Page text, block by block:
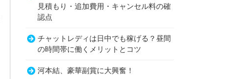
見積もり・追加費用・キャンセル料の確
認点
チャットレディは日中でも稼げる？昼間
の時間帯に働くメリットとコツ
河本結、豪華副賞に大興奮！